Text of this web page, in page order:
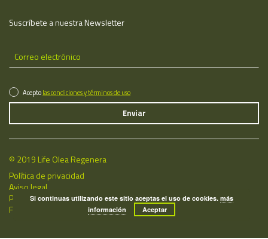
Suscríbete a nuestra Newsletter
Aceptolas condiciones y términos de uso
© 2019 Life Olea Regenera
Política de privacidad
Aviso legal
Política de cookies
Fecha de última actualización: 06/08/2026
Si continuas utilizando este sitio aceptas el uso de cookies.más
información
Aceptar